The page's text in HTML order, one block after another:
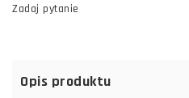
Zadaj pytanie
Opis produktu